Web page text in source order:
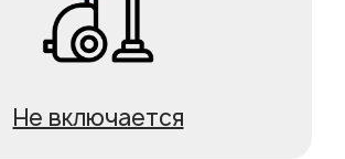
Не включается